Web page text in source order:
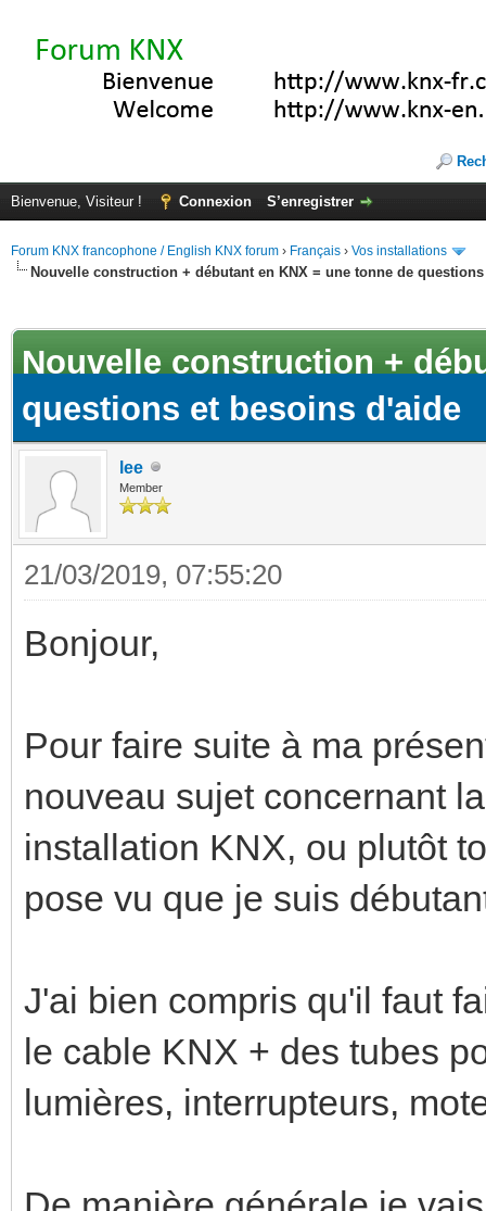
Bienvenue, Visiteur ! Connexion S’enregistrer
Forum KNX francophone / English KNX forum › Français › Vos installations
Nouvelle construction + débutant en KNX = une tonne de
Nouvelle construction +
questions et besoins d'aide
lee
Member
21/03/2019, 07:55:20
Bonjour,
Pour faire suite à ma
nouveau sujet concernant
installation KNX, ou plutôt
pose vu que je suis
J'ai bien compris qu'il faut
le cable KNX + des tubes
lumières, interrupteurs,